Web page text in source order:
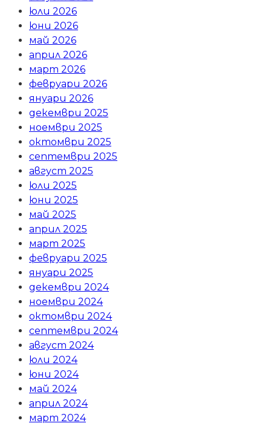
юли 2026
юни 2026
май 2026
април 2026
март 2026
февруари 2026
януари 2026
декември 2025
ноември 2025
октомври 2025
септември 2025
август 2025
юли 2025
юни 2025
май 2025
април 2025
март 2025
февруари 2025
януари 2025
декември 2024
ноември 2024
октомври 2024
септември 2024
август 2024
юли 2024
юни 2024
май 2024
април 2024
март 2024